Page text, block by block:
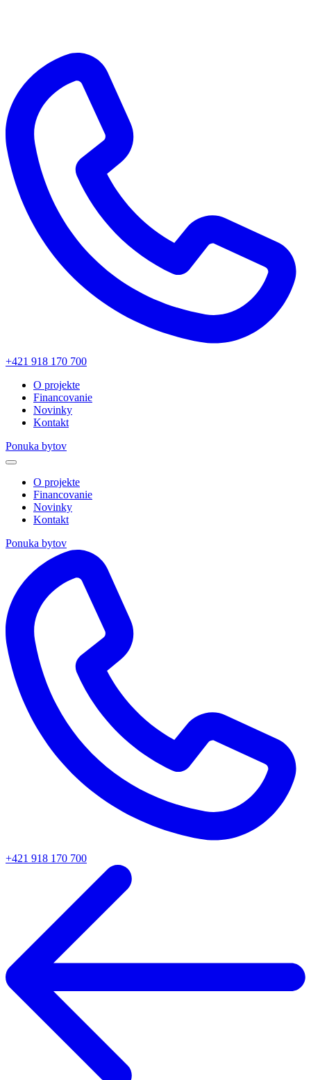
+421 918 170 700
O projekte
Financovanie
Novinky
Kontakt
Ponuka bytov
O projekte
Financovanie
Novinky
Kontakt
Ponuka bytov
+421 918 170 700